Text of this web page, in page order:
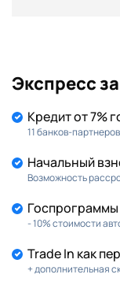
Экспресс
Кредит от 7%
11 банков-партнеров
Начальный
Возможность
Госпрограммы
- 10% стоимости
Trade In как
+ дополнительная